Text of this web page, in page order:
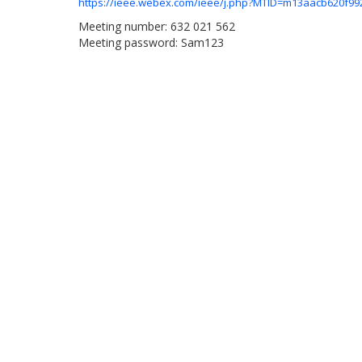
Meeting number: 632 021 562
Meeting password: Sam123